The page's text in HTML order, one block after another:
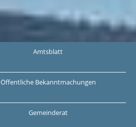
Amtsblatt
Öffentliche Bekanntmachungen
Gemeinderat